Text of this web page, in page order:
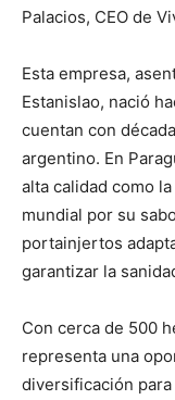
Palacios, CEO de
Esta empresa,
Estanislao, nació
cuentan con
argentino. En
alta calidad como
mundial por su
portainjertos
garantizar la
Con cerca de 500
representa una
diversificación